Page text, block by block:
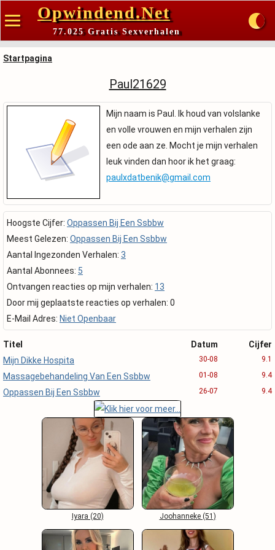
Opwindend.Net
77.025 Gratis Sexverhalen
Startpagina
Paul21629
Mijn naam is Paul. Ik houd van volslanke
en volle vrouwen en mijn verhalen zijn
een ode aan ze. Mocht je mijn verhalen
leuk vinden dan hoor ik het graag:
paulxdatbenik@gmail.com
Hoogste Cijfer: Oppassen Bij Een Ssbbw
Meest Gelezen: Oppassen Bij Een Ssbbw
Aantal Ingezonden Verhalen: 3
Aantal Abonnees: 5
Ontvangen reacties op mijn verhalen: 13
Door mij geplaatste reacties op verhalen: 0
E-Mail Adres: Niet Openbaar
Titel Datum
Cijfer
Mijn Dikke Hospita
30-08 9.1
Massagebehandeling Van Een Ssbbw 01-08 9.4
Oppassen Bij Een Ssbbw 26-07 9.4
Iyara (20) Joohanneke (51)